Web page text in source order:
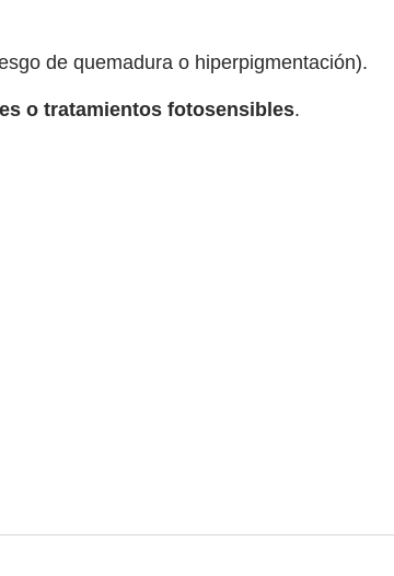
de quemadura o hiperpigmentación).
o tratamientos fotosensibles.